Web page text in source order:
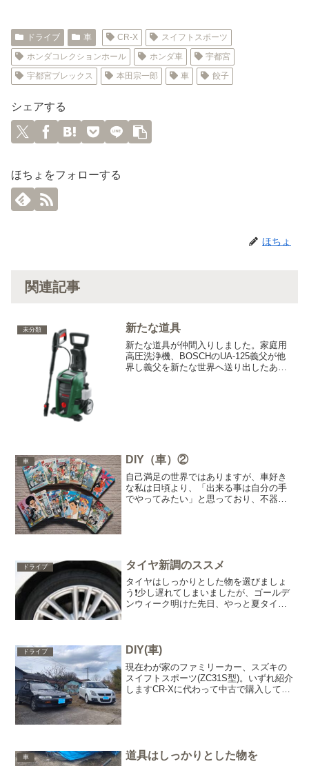
ドライブ 車 CR-X
スイフトスポーツ
ホンダコレクションホール
ホンダ車
宇都宮
宇都宮ブレックス
本田宗一郎 車 餃子
シェアする
ほちょをフォローする
ほちょ
関連記事
未分類 新たな道具
新たな道具が仲間入りしました。家庭用
高圧洗浄機、BOSCHのUA-125義父が他
界し義父を新たな世界へ送り出したあと
車 DIY（車）②
自己満足の世界ではありますが、車好き
な私は日頃より、「出来る事は自分の手
でやってみたい」と思っており、不器用
ドライブ タイヤ新調のススメ
タイヤはしっかりとした物を選びましょ
う❗️少し遅れてしまいましたが、ゴールデ
ンウィーク明けた先日、やっと夏タイヤ
うになって３８年、自...
ドライブ DIY(車)
現在わが家のファミリーカー、スズキの
スイフトスポーツ(ZC31S型)。いずれ紹介
しますCR-Xに代わって中古で購入しては
車 道具はしっかりとした物を